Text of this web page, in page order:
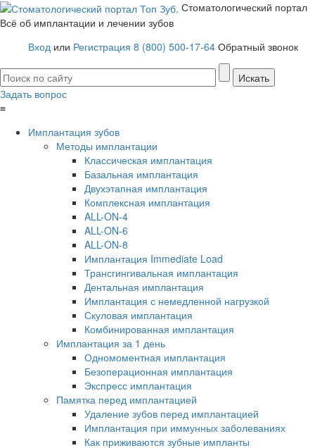
Стоматологический портал
Всё об имплантации и лечении зубов
Вход или Регистрация 8 (800) 500-17-64 Обратный звонок
Задать вопрос
≡
Имплантация зубов
Методы имплантации
Классическая имплантация
Базальная имплантация
Двухэтапная имплантация
Комплексная имплантация
ALL-ON-4
ALL-ON-6
ALL-ON-8
Имплантация Immediate Load
Трансгингивальная имплантация
Дентальная имплантация
Имплантация с немедленной нагрузкой
Скуловая имплантация
Комбинированная имплантация
Имплантация за 1 день
Одномоментная имплантация
Безоперационная имплантация
Экспресс имплантация
Памятка перед имплантацией
Удаление зубов перед имплантацией
Имплантация при иммунных заболеваниях
Как приживаются зубные импланты